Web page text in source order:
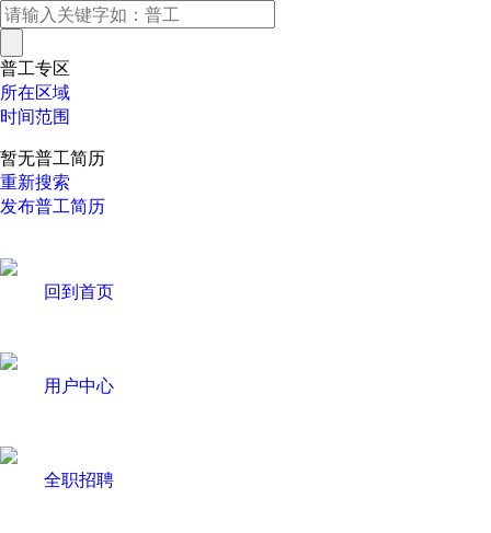
普工专区
所在区域
时间范围
暂无普工简历
重新搜索
发布普工简历
回到首页
用户中心
全职招聘